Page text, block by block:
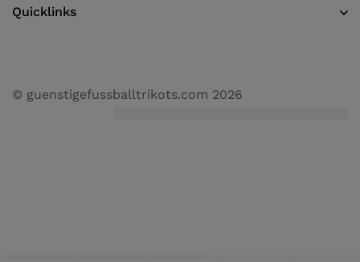
Quicklinks
© guenstigefussballtrikots.com 2026